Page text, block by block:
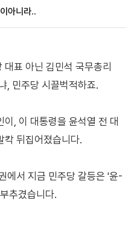
대표 아닌 김민석 국무총리
, 민주당 시끌벅적하죠.
, 이 대통령을 윤석열 전 대
칵 뒤집어졌습니다.
에서 지금 민주당 갈등은 '윤-
추겼습니다.